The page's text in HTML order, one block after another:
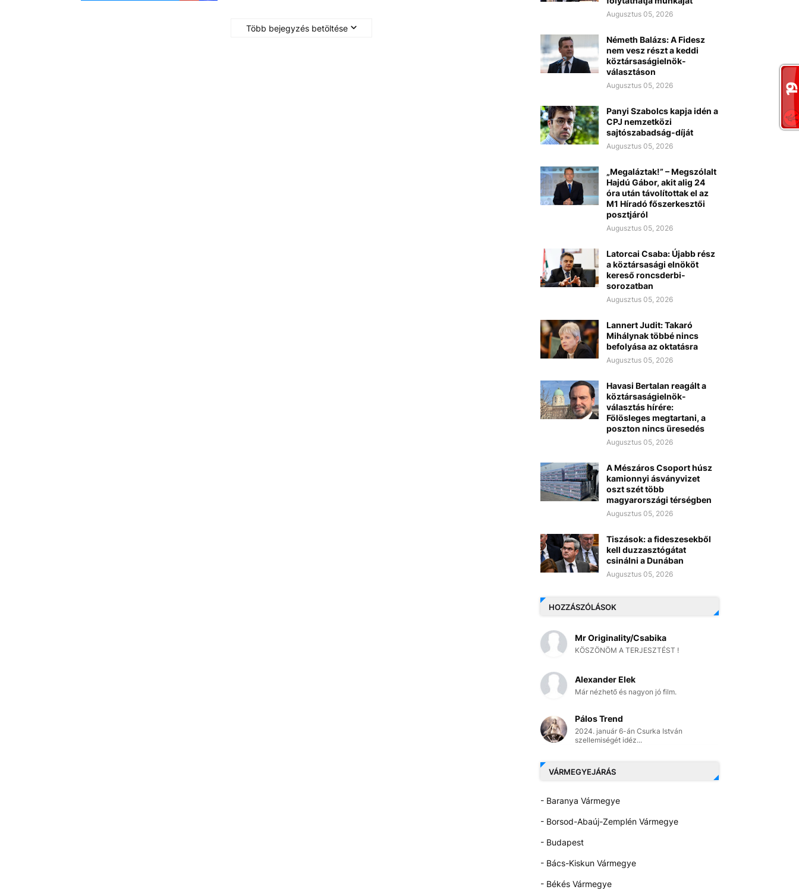
Több bejegyzés betöltése
Augusztus 05, 2026
Németh Balázs: A Fidesz
nem vesz részt a keddi
köztársaságielnök-
választáson
Augusztus 05, 2026
Panyi Szabolcs kapja idén a
CPJ nemzetközi
sajtószabadság-díját
Augusztus 05, 2026
„Megaláztak!” – Megszólalt
Hajdú Gábor, akit alig 24
óra után távolítottak el az
M1 Híradó főszerkesztői
posztjáról
Augusztus 05, 2026
Latorcai Csaba: Újabb rész
a köztársasági elnököt
kereső roncsderbi-
sorozatban
Augusztus 05, 2026
Lannert Judit: Takaró
Mihálynak többé nincs
befolyása az oktatásra
Augusztus 05, 2026
Havasi Bertalan reagált a
köztársaságielnök-
választás hírére:
Fölösleges megtartani, a
poszton nincs üresedés
Augusztus 05, 2026
A Mészáros Csoport húsz
kamionnyi ásványvizet
oszt szét több
magyarországi térségben
Augusztus 05, 2026
Tiszások: a fideszesekből
kell duzzasztógátat
csinálni a Dunában
Augusztus 05, 2026
HOZZÁSZÓLÁSOK
Mr Originality/Csabika
KÖSZÖNÖM A TERJESZTÉST !
Alexander Elek
Már nézhető és nagyon jó film.
Pálos Trend
2024. január 6-án Csurka István
szellemiségét idéz...
VÁRMEGYEJÁRÁS
- Baranya Vármegye
- Borsod-Abaúj-Zemplén Vármegye
- Budapest
- Bács-Kiskun Vármegye
- Békés Vármegye